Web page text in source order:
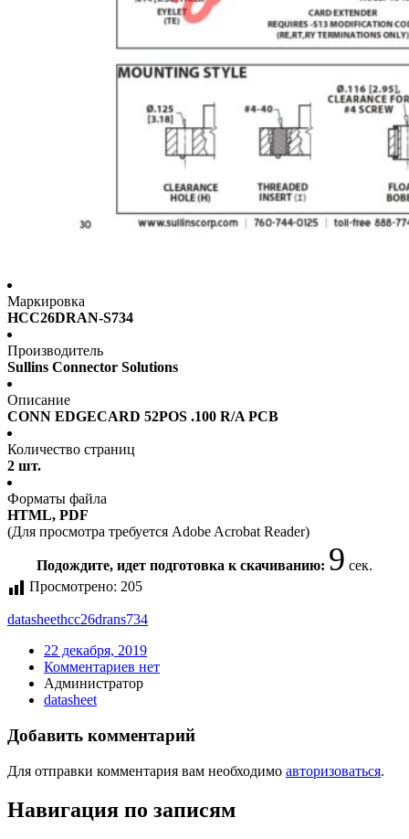
Маркировка
HCC26DRAN-S734
Производитель
Sullins Connector Solutions
Описание
CONN EDGECARD 52POS .100 R/A PCB
Количество страниц
2 шт.
Форматы файла
HTML, PDF
(Для просмотра требуется Adobe Acrobat Reader)
Подождите, идет подготовка к скачиванию: 9 сек.
Просмотрено: 205
datasheethcc26drans734
22 декабря, 2019
Комментариев нет
Администратор
datasheet
Добавить комментарий
Для отправки комментария вам необходимо авторизоваться.
Навигация по записям